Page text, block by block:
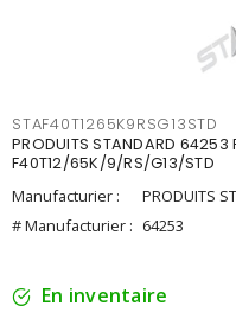
STAF40T1265K9RSG13STD
PRODUITS STANDARD 64253
F40T12/65K/9/RS/G13/STD
Manufacturier :
PRODUITS
# Manufacturier : 64253
En inventaire